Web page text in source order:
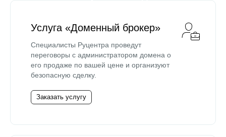
Услуга «Доменный брокер»
Специалисты Руцентра проведут
переговоры с администратором домена о
его продаже по вашей цене и организуют
безопасную сделку.
Заказать услугу